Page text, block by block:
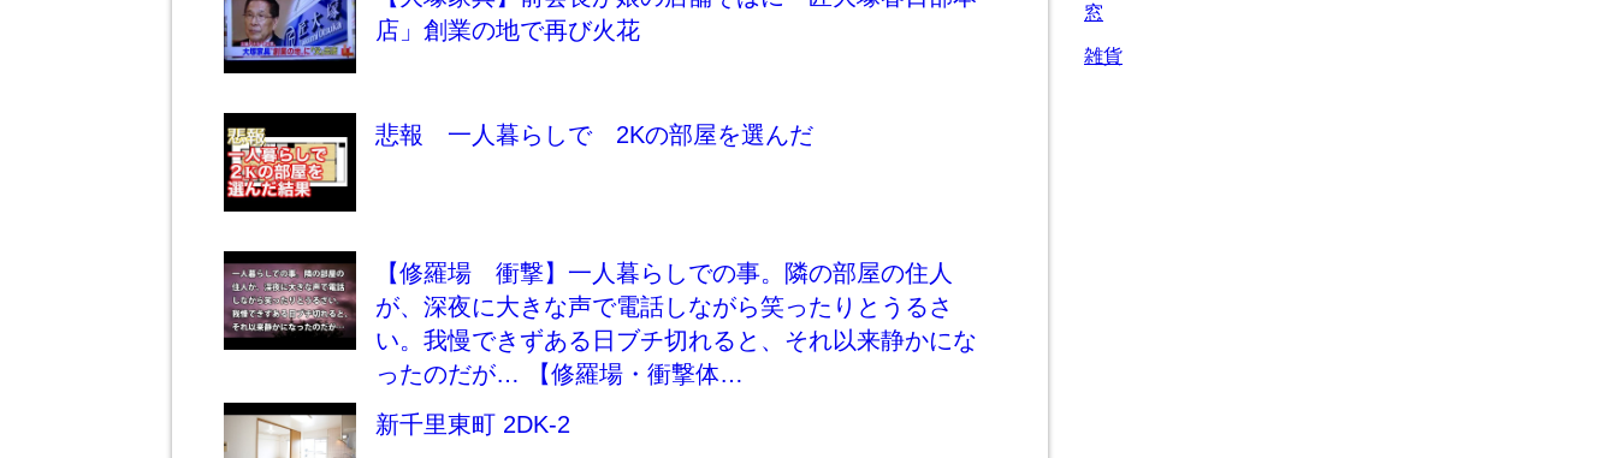
店」創業の地で再び火花
悲報 一人暮らしで 2Kの部屋を選んだ
【修羅場 衝撃】一人暮らしでの事。隣の部屋の住人
が、深夜に大きな声で電話しながら笑ったりとうるさ
い。我慢できずある日ブチ切れると、それ以来静かにな
ったのだが… 【修羅場・衝撃体…
新千里東町 2DK-2
窓
雑貨